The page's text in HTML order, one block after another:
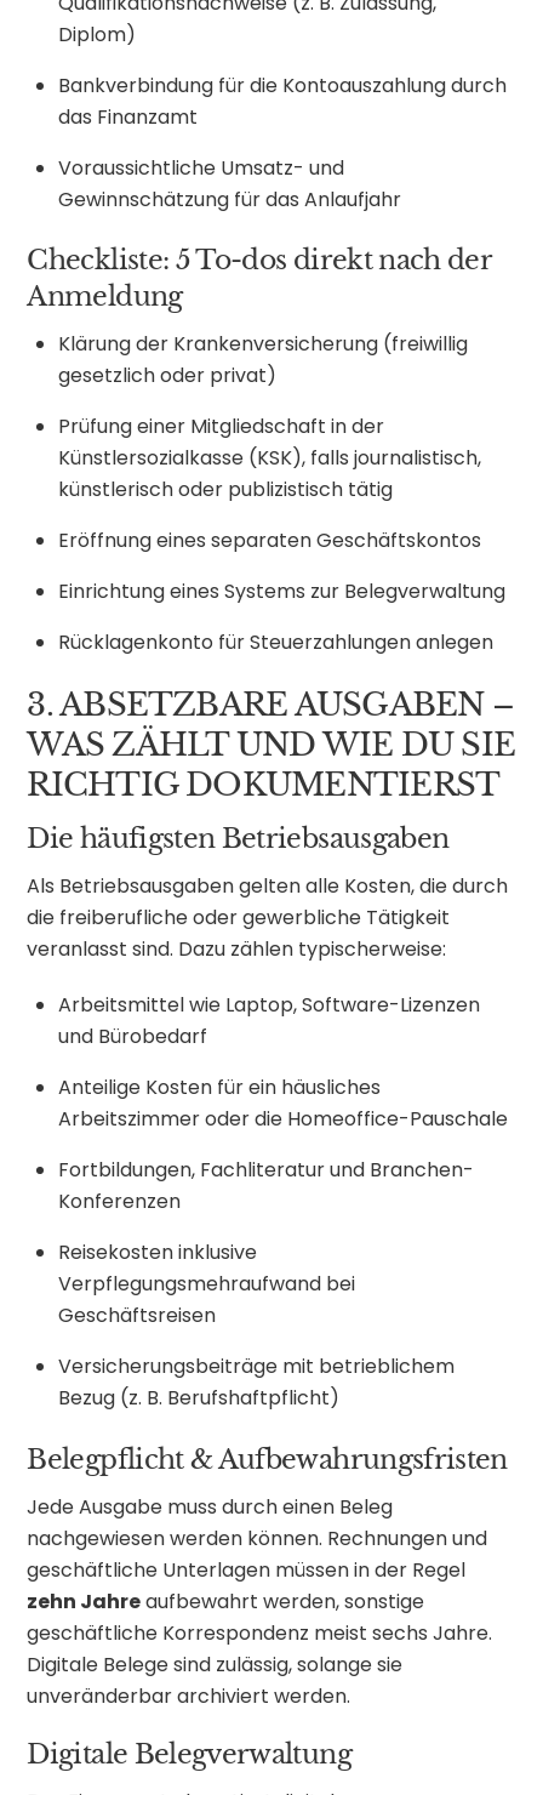
Diplom)
Bankverbindung für die Kontoauszahlung durch
das Finanzamt
Voraussichtliche Umsatz- und
Gewinnschätzung für das Anlaufjahr
Checkliste: 5 To-dos direkt nach der
Anmeldung
Klärung der Krankenversicherung (freiwillig
gesetzlich oder privat)
Prüfung einer Mitgliedschaft in der
Künstlersozialkasse (KSK), falls journalistisch,
künstlerisch oder publizistisch tätig
Eröffnung eines separaten Geschäftskontos
Einrichtung eines Systems zur Belegverwaltung
Rücklagenkonto für Steuerzahlungen anlegen
3. ABSETZBARE AUSGABEN –
WAS ZÄHLT UND WIE DU SIE
RICHTIG DOKUMENTIERST
Die häufigsten Betriebsausgaben
Als Betriebsausgaben gelten alle Kosten, die durch
die freiberufliche oder gewerbliche Tätigkeit
veranlasst sind. Dazu zählen typischerweise:
Arbeitsmittel wie Laptop, Software-Lizenzen
und Bürobedarf
Anteilige Kosten für ein häusliches
Arbeitszimmer oder die Homeoffice-Pauschale
Fortbildungen, Fachliteratur und Branchen-
Konferenzen
Reisekosten inklusive
Verpflegungsmehraufwand bei
Geschäftsreisen
Versicherungsbeiträge mit betrieblichem
Bezug (z. B. Berufshaftpflicht)
Belegpflicht & Aufbewahrungsfristen
Jede Ausgabe muss durch einen Beleg
nachgewiesen werden können. Rechnungen und
geschäftliche Unterlagen müssen in der Regel
zehn Jahreaufbewahrt werden, sonstige
geschäftliche Korrespondenz meist sechs Jahre.
Digitale Belege sind zulässig, solange sie
unveränderbar archiviert werden.
Digitale Belegverwaltung